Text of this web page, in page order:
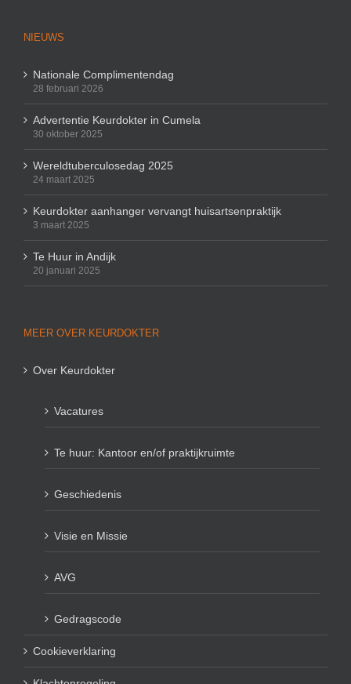
NIEUWS
Nationale Complimentendag
28 februari 2026
Advertentie Keurdokter in Cumela
30 oktober 2025
Wereldtuberculosedag 2025
24 maart 2025
Keurdokter aanhanger vervangt huisartsenpraktijk
3 maart 2025
Te Huur in Andijk
20 januari 2025
MEER OVER KEURDOKTER
Over Keurdokter
Vacatures
Te huur: Kantoor en/of praktijkruimte
Geschiedenis
Visie en Missie
AVG
Gedragscode
Cookieverklaring